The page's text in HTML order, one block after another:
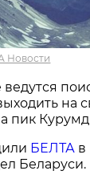
Новости
на
пик
БЕЛТА в
Беларуси.